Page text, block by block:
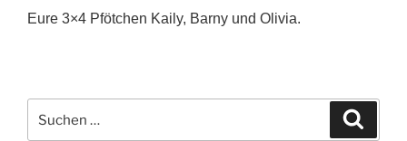
Eure 3×4 Pfötchen Kaily, Barny und Olivia.
nach: